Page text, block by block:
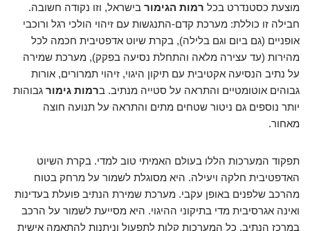
מוצעת כסטנדרט בכל רמות הגימור בישראל, וזו נקודה חשובה.
חבילה זו כוללת: מערכת קדם-התנגשות עם זיהוי הולכי רגל ורוכבי
אופניים (גם ביום וגם בלילה), בקרת שיוט אדפטיבית חכמה לכל
מהירות (עד עצירה מלאה והתחלת נסיעה בפקק), מערכת שמירה
על נתיב הנסיעה אקטיבית עם תיקון היגוי, זיהוי תמרורים, אורות
גבוהים אוטומטיים והתראה על סטייה מנתיב. ברמות גימור גבוהות
יותר נוספים גם ניטור שטחים מתים והתראה על תנועה חוצה
מאחור.
תפקוד המערכות הללו בעולם האמיתי טוב למדי. בקרת השיוט
האדפטיבית חלקה ויעילה. היא מסוגלת לשמור על מרחק בטוח
מהרכב שלפנים באופן עקבי. מערכת שמירת הנתיב פועלת בעדינות
ואינה אגרסיבית מדי בתיקוני ההיגוי. היא מסייעת לשמור על הרכב
במרכז הנתיב. כל המערכות קלות לתפעול וניתנות להתאמה אישית